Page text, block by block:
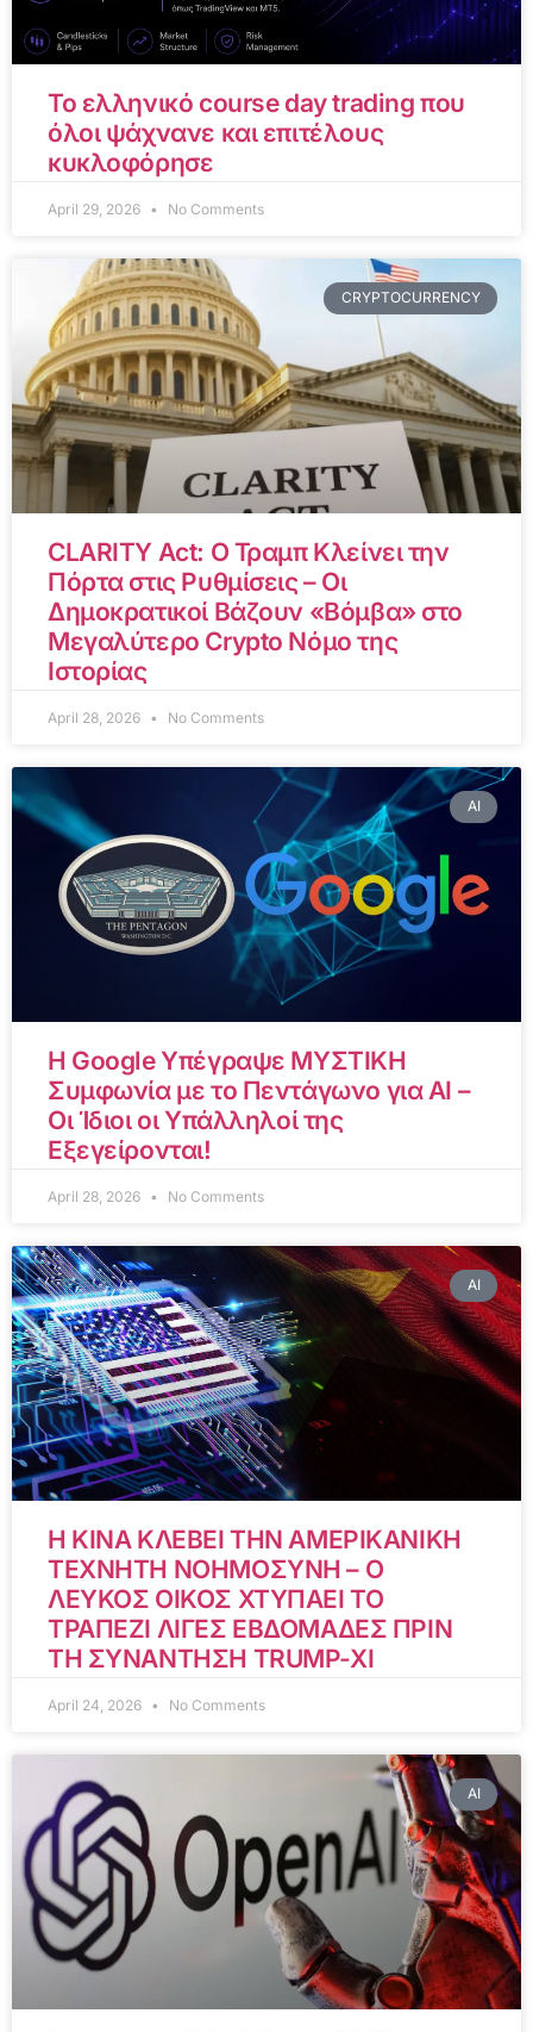
Το ελληνικό course day trading που
όλοι ψάχνανε και επιτέλους
κυκλοφόρησε
April 29, 2026 No Comments
CRYPTOCURRENCY
CLARITY Act: Ο Τραμπ Κλείνει την
Πόρτα στις Ρυθμίσεις – Οι
Δημοκρατικοί Βάζουν «Βόμβα» στο
Μεγαλύτερο Crypto Νόμο της
Ιστορίας
April 28, 2026 No Comments
AI
Η Google Υπέγραψε ΜΥΣΤΙΚΗ
Συμφωνία με το Πεντάγωνο για AI –
Οι Ίδιοι οι Υπάλληλοί της
Εξεγείρονται!
April 28, 2026 No Comments
AI
Η ΚΙΝΑ ΚΛΕΒΕΙ ΤΗΝ ΑΜΕΡΙΚΑΝΙΚΗ
ΤΕΧΝΗΤΗ ΝΟΗΜΟΣΥΝΗ – Ο
ΛΕΥΚΟΣ ΟΙΚΟΣ ΧΤΥΠΑΕΙ ΤΟ
ΤΡΑΠΕΖΙ ΛΙΓΕΣ ΕΒΔΟΜΑΔΕΣ ΠΡΙΝ
ΤΗ ΣΥΝΑΝΤΗΣΗ TRUMP-XI
April 24, 2026 No Comments
AI